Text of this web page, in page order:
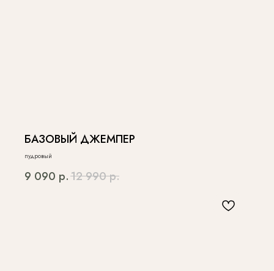
БАЗОВЫЙ ДЖЕМПЕР
пудровый
9 090 р.12 990р.